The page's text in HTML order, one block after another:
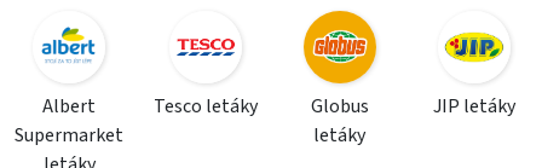
Albert
Supermarket
Tesco letáky
Globus
letáky
JIP letáky